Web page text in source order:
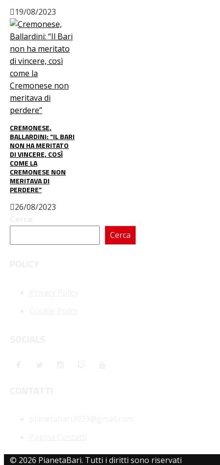
19/08/2023
CREMONESE,
BALLARDINI: “IL BARI
NON HA MERITATO
DI VINCERE, COSÌ
COME LA
CREMONESE NON
MERITAVA DI
PERDERE”
26/08/2023
Cerca
© 2026 PianetaBari. Tutti i diritti sono riservati